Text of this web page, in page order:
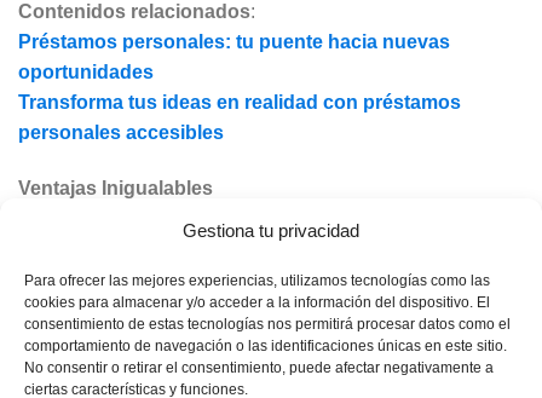
Gestiona tu privacidad
Para ofrecer las mejores experiencias, utilizamos tecnologías como las
cookies para almacenar y/o acceder a la información del dispositivo. El
consentimiento de estas tecnologías nos permitirá procesar datos como el
comportamiento de navegación o las identificaciones únicas en este sitio.
No consentir o retirar el consentimiento, puede afectar negativamente a
ciertas características y funciones.
Contenidos relacionados:
Préstamos personales: tu puente hacia nuevas
oportunidades
Transforma tus ideas en realidad con préstamos
personales accesibles
Ventajas Inigualables
La Tarjeta de Crédito Básica no solo simplifica tu vida
financiera, sino que también la hace más accesible:
Sin Cargo Anual: No pagas anualidad, asegurando
ahorros desde el primer día.